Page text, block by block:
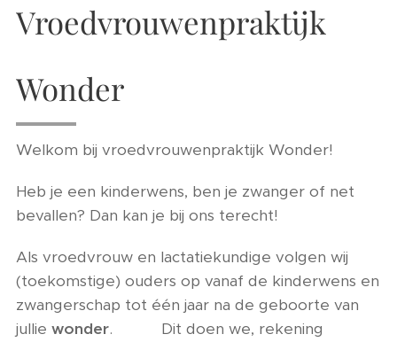
Vroedvrouwenpraktijk
Wonder
Welkom bij vroedvrouwenpraktijk Wonder!
Heb je een kinderwens, ben je zwanger of net
bevallen? Dan kan je bij ons terecht!
Als vroedvrouw en lactatiekundige volgen wij
(toekomstige) ouders op vanaf de kinderwens en
zwangerschap tot één jaar na de geboorte van
jullie wonder. Dit doen we, rekening